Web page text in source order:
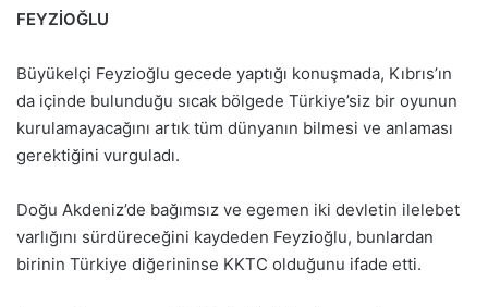
FEYZİOĞLU
Büyükelçi Feyzioğlu gecede yaptığı konuşmada, Kıbrıs’ın
da içinde bulunduğu sıcak bölgede Türkiye’siz bir oyunun
kurulamayacağını artık tüm dünyanın bilmesi ve anlaması
gerektiğini vurguladı.
Doğu Akdeniz’de bağımsız ve egemen iki devletin ilelebet
varlığını sürdüreceğini kaydeden Feyzioğlu, bunlardan
birinin Türkiye diğerininse KKTC olduğunu ifade etti.